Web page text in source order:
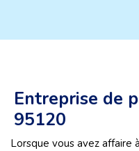
Entreprise de
95120
Lorsque vous avez affaire